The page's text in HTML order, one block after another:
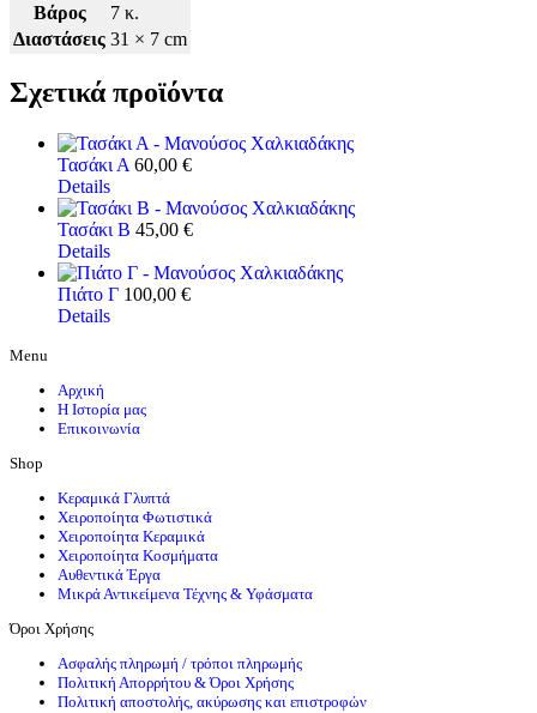
Βάρος
7 κ.
Διαστάσεις 31 × 7 cm
Σχετικά προϊόντα
Τασάκι Α 60,00 €
Details
Τασάκι Β 45,00 €
Details
Πιάτο Γ 100,00 €
Details
Menu
Αρχική
Η Ιστορία μας
Επικοινωνία
Shop
Κεραμικά Γλυπτά
Χειροποίητα Φωτιστικά
Χειροποίητα Κεραμικά
Χειροποίητα Κοσμήματα
Αυθεντικά Έργα
Μικρά Αντικείμενα Τέχνης & Υφάσματα
Όροι Χρήσης
Ασφαλής πληρωμή / τρόποι πληρωμής
Πολιτική Απορρήτου & Όροι Χρήσης
Πολιτική αποστολής, ακύρωσης και επιστροφών